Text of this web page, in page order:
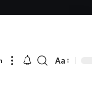
Font
Aa